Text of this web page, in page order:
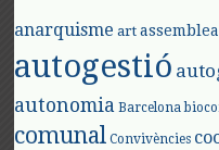
anarquisme art
autogestió
autonomia Barcelona
comunal Convivències